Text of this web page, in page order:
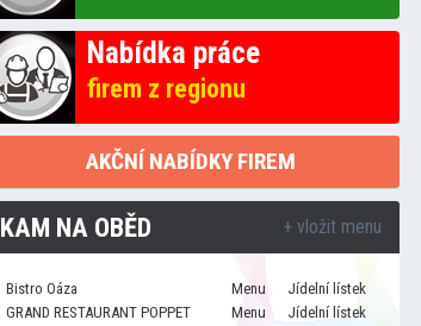
Nabídka práce
firem z regionu
AKČNÍ NABÍDKY FIREM
KAM NA OBĚD + vložit menu
Bistro Oáza Menu
Jídelní lístek
GRAND RESTAURANT POPPET
Menu
Jídelní lístek